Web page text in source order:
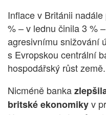
Inflace v Británii
% – v lednu činila 3 %
agresivnímu snižování
s Evropskou centrální
hospodářský růst země.
Nicméně banka
britské ekonomikyv